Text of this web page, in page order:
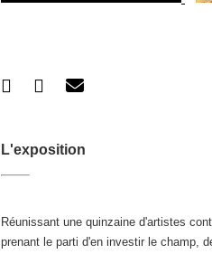
L'exposition
Réunissant une quinzaine d'artistes
prenant le parti d'en investir le champ,